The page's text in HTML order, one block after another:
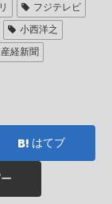
フジテレビ
小西洋之
産経新聞
はてブ